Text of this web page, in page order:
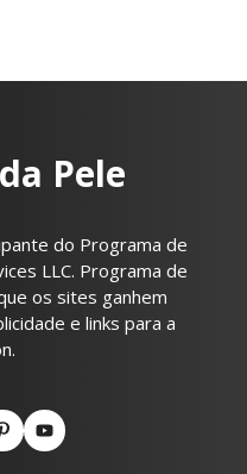
Pele
do Programa de
LLC. Programa de
os sites ganhem
e links para a